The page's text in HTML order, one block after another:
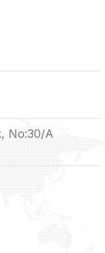
No:30/A